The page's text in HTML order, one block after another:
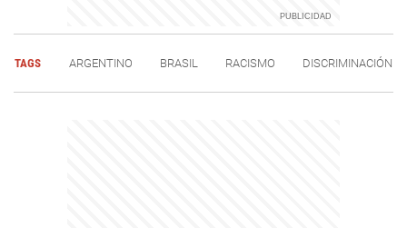
TAGS ARGENTINO BRASIL RACISMO DISCRIMINACIÓN